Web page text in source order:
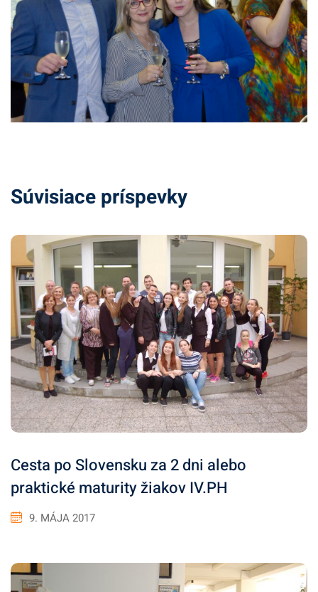
Súvisiace príspevky
Cesta po Slovensku za 2 dni alebo
praktické maturity žiakov IV.PH
9. MÁJA 2017